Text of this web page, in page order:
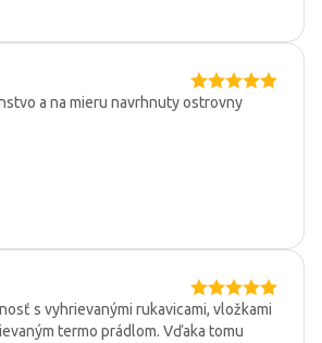
a na mieru navrhnuty ostrovny
s vyhrievanými rukavicami, vložkami
termo prádlom. Vďaka tomu